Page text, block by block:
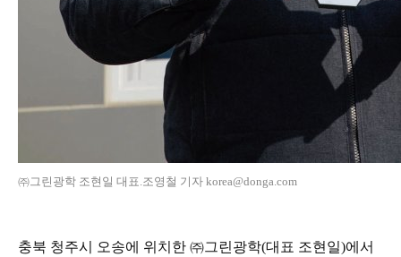
㈜그린광학 조현일 대표.조영철 기자 korea@donga.com
충북 청주시 오송에 위치한 ㈜그린광학(대표 조현일)에서